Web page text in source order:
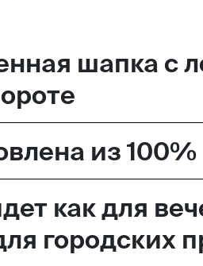
КП «Дизайн
шапка с
из
как для
городских